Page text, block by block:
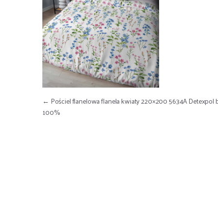
Nawigacja wpisu
← Pościel flanelowa flanela kwiaty 220×200 5634A Detexpol
100%